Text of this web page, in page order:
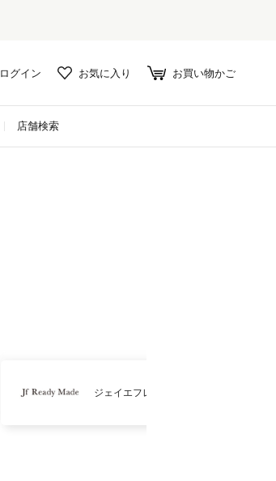
ログイン お気に入り お買い物かご
店舗検索
ジェイエフレディメイド